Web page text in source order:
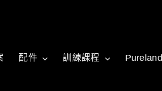
配件 訓練課程 Pureland